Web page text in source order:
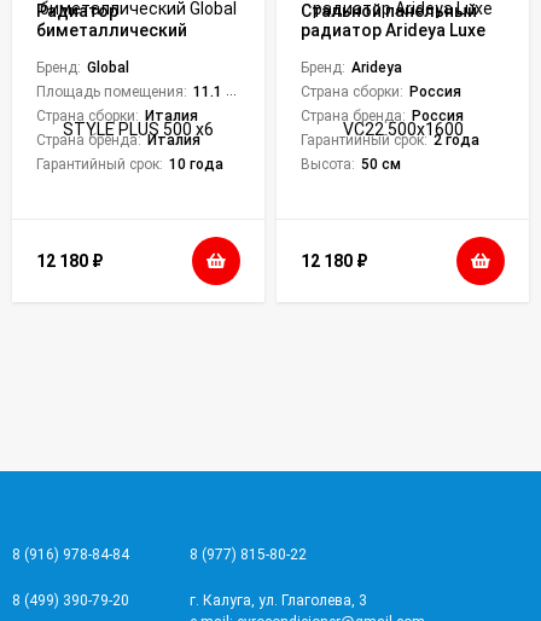
Радиатор
биметаллический
х6
Бренд: Global
Площадь помещения: 11.1 кв. м.
Страна сборки: Италия
Страна бренда: Италия
Гарантийный срок: 10 года
12 180 ₽
Стальной панельный
радиатор Arideya Luxe
Бренд: Arideya
Страна сборки: Россия
Страна бренда: Россия
Гарантийный срок: 2 года
Высота: 50 см
12 180 ₽
8 (916) 978-84-84 8 (977) 815-80-22
8 (499) 390-79-20
г. Калуга, ул. Глаголева, 3